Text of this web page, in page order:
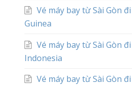
Vé máy bay từ Sài Gòn đi
Guinea
Vé máy bay từ Sài Gòn đi
Indonesia
Vé máy bay từ Sài Gòn đi